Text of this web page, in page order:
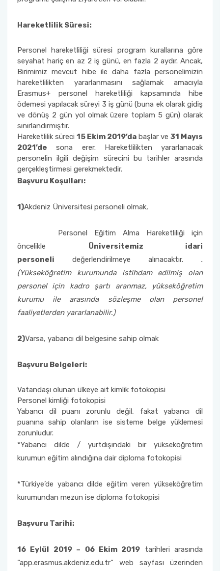
Hareketlilik Süresi:
Personel hareketliliği süresi program kurallarına göre
seyahat hariç en az 2 iş günü, en fazla 2 aydır. Ancak,
Birimimiz mevcut hibe ile daha fazla personelimizin
hareketlilikten yararlanmasını sağlamak amacıyla
Erasmus+ personel hareketliliği kapsamında hibe
ödemesi yapılacak süreyi 3 iş günü (buna ek olarak gidiş
ve dönüş 2 gün yol olmak üzere toplam 5 gün) olarak
sınırlandırmıştır.
Hareketlilik süreci 15 Ekim 2019’da başlar ve 31 Mayıs
2021’de sona erer. Hareketlilikten yararlanacak
personelin ilgili değişim sürecini bu tarihler arasında
gerçekleştirmesi gerekmektedir.
Başvuru Koşulları:
1)Akdeniz Üniversitesi personeli olmak,
Personel Eğitim Alma Hareketliliği için
öncelikle Üniversitemiz idari
personeli değerlendirilmeye alınacaktır. .
(Yükseköğretim kurumunda istihdam edilmiş olan
personel için kadro şartı aranmaz, yükseköğretim
kurumu ile arasında sözleşme olan personel
faaliyetlerden yararlanabilir.)
2)Varsa, yabancı dil belgesine sahip olmak
Başvuru Belgeleri:
Vatandaşı olunan ülkeye ait kimlik fotokopisi
Personel kimliği fotokopisi
Yabancı dil puanı zorunlu değil, fakat yabancı dil
puanına sahip olanların ise sisteme belge yüklemesi
zorunludur.
*Yabancı dilde / yurtdışındaki bir yükseköğretim
kurumun eğitim alındığına dair diploma fotokopisi
*Türkiye’de yabancı dilde eğitim veren yükseköğretim
kurumundan mezun ise diploma fotokopisi
Başvuru Tarihi:
16 Eylül 2019 – 06 Ekim 2019 tarihleri arasında
“app.erasmus.akdeniz.edu.tr” web sayfası üzerinden